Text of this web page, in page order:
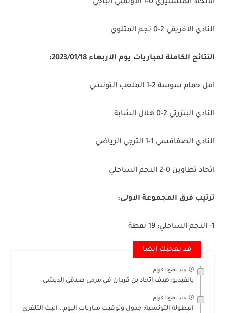
الاتحاد المنستيري 0-1 الاولمبي الباجي
النادي الافريقي 2-0 نجم المتلوي
النتائج الكاملة لمباريات يوم الاربعاء 2023/01/18:
امل حمام سوسة 2-1 الملعب التونسي
النادي البنزرتي 2-0 هلال الشابة
النادي الصفاقسي 1-1 الترجي الرياضي
اتحاد تطاوين 0-2 النجم الساحلي
ترتيب فرق المجموعة الاولى:
1- النجم الساحلي: 19 نقطة
قد يعجبك ايضا
منذ بضع اعوام
بالفيديو: هدف اتحاد بن قردان في مرمى صدقي الدبشي
منذ بضع اعوام
البطولة التونسية: جدول وتوقيت مباريات اليوم.. البث التلفزي